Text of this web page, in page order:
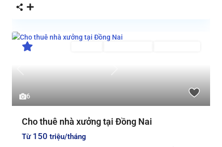
6
Previous Next
Cho thuê nhà xưởng tại Đồng Nai
Từ150 triệu/tháng